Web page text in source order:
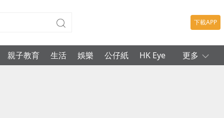
下載APP
親子教育 生活 娛樂 公仔紙 HK Eye 更多